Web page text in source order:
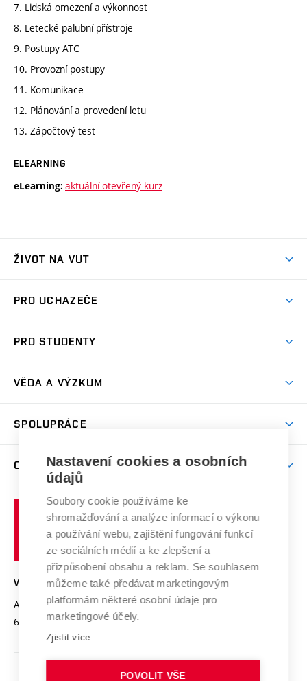
7. Lidská omezení a výkonnost
8. Letecké palubní přístroje
9. Postupy ATC
10. Provozní postupy
11. Komunikace
12. Plánování a provedení letu
13. Zápočtový test
ELEARNING
eLearning: aktuální otevřený kurz
ŽIVOT NA VUT
Koleje
Sport na VUT
PRO UCHAZEČE
Dny otevřených dveří
Celoživotní vzdělávání
E-přihláška
PRO STUDENTY
Harmonogram akademického roku
Závěrečné práce
Doktorské studium
Zpracování osobních údajů studentů
Sociální bezpečí
Studium bez bariér
Podpora podnikání
VĚDA A VÝZKUM
Mezinárodní vědecká rada
Systém zajišťování kvality výzkumu
Výzkumné infrastruktury
Transfer znalostí
Open Science
Projekty
Projekty ze strukturálních fondů
Specifický výzkum
SPOLUPRÁCE
Zahraniční spolupráce
Spolupráce se školami
Služby univerzity
Mezinárodní dohody
Univerzitní sítě
O UNIVERZITĚ
Profil univerzity
Udržitelná univerzita
Podnikavá univerzita / ContriBUTe
Bezpečná univerzita
Vyznamenání
Organizační struktura
Ochrana osobních údajů
učení
technické
VYSOKÉ UČENÍ TECHNICKÉ V BRNĚ
Antonínská 548/1
602 00 Brno
www.vut.cz
vut@vutbr.cz
Nastavení cookies a osobních
údajů
Soubory cookie používáme ke
shromažďování a analýze informací o výkonu
a používání webu, zajištění fungování funkcí
ze sociálních médií a ke zlepšení a
přizpůsobení obsahu a reklam. Se souhlasem
můžeme také předávat marketingovým
platformám některé osobní údaje pro
marketingové účely.
Zjistit více
POVOLIT VŠE